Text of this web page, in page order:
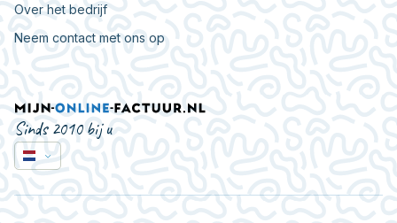
Over het bedrijf
Neem contact met ons op
Sinds 2010 bij u